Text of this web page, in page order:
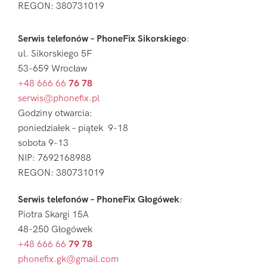
REGON: 380731019
Serwis telefonów – PhoneFix Sikorskiego:
ul. Sikorskiego 5F
53-659 Wrocław
+48 666 66 76 78
serwis@phonefix.pl
Godziny otwarcia:
poniedziałek – piątek 9-18
sobota 9-13
NIP: 7692168988
REGON: 380731019
Serwis telefonów – PhoneFix Głogówek:
Piotra Skargi 15A
48-250 Głogówek
+48 666 66 79 78
phonefix.gk@gmail.com